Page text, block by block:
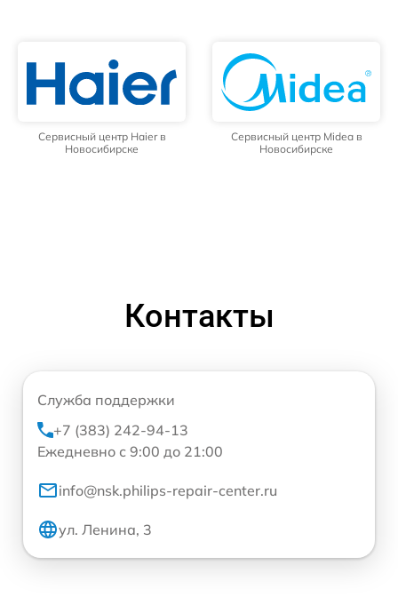
Сервисный центр Haier в
Новосибирске
Сервисный центр Midea в
Новосибирске
Контакты
Служба поддержки
+7 (383) 242-94-13
Ежедневно с 9:00 до 21:00
info@nsk.philips-repair-center.ru
ул. Ленина, 3